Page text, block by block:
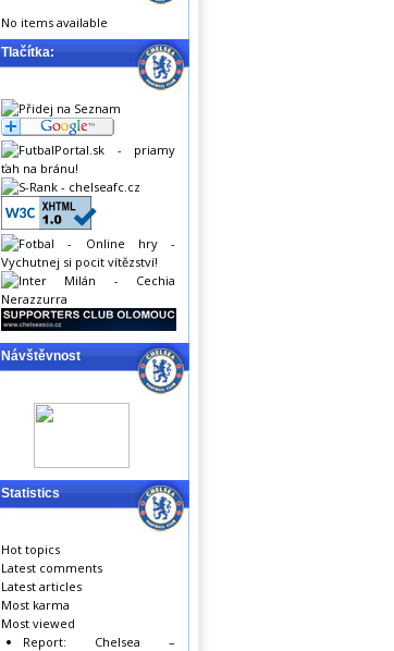
No items available
Tlačítka:
Návštěvnost
Statistics
Hot topics
Latest comments
Latest articles
Most karma
Most viewed
Report: Chelsea –